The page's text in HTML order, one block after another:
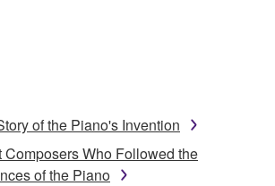
of the Piano's Invention
Composers Who Followed the
of the Piano